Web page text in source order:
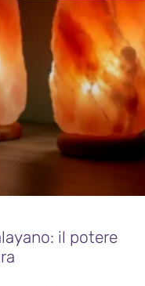
il potere